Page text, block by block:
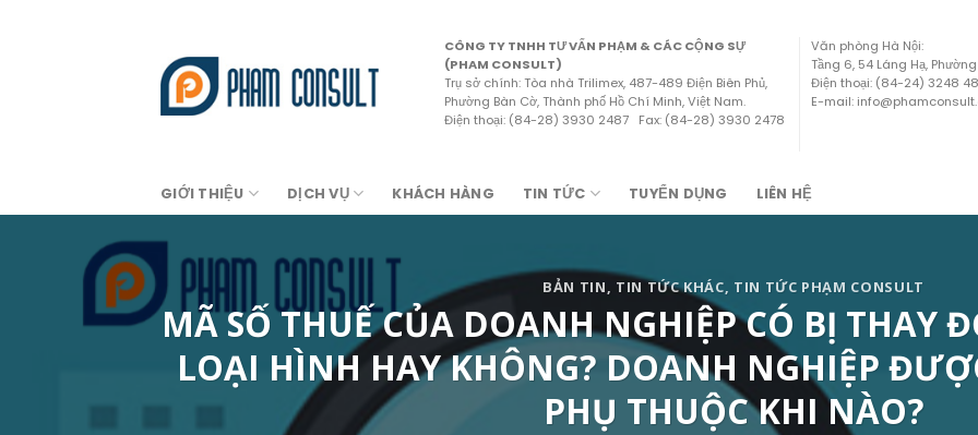
CÔNG TY TNHH TƯ VẤN PHẠM & CÁC CỘNG SỰ
(PHAM CONSULT)
Trụ sở chính: Tòa nhà Trilimex, 487-489 Điện Biên Phủ,
Phường Bàn Cờ, Thành phố Hồ Chí Minh, Việt Nam.
Điện thoại: (84-28) 3930 2487 Fax: (84-28) 3930 2478
Văn phòng Hà Nội:
Tầng 6, 54 Láng Hạ,
Điện thoại: (84-24) 3248
E-mail:
GIỚI THIỆU DỊCH VỤ KHÁCH HÀNG TIN TỨC TUYỂN DỤNG LIÊN HỆ
BẢN TIN, TIN TỨC KHÁC, TIN TỨC PHẠM CONSULT
MÃ SỐ THUẾ CỦA DOANH NGHIỆP CÓ BỊ THAY
LOẠI HÌNH HAY KHÔNG? DOANH NGHIỆP
PHỤ THUỘC KHI NÀO?